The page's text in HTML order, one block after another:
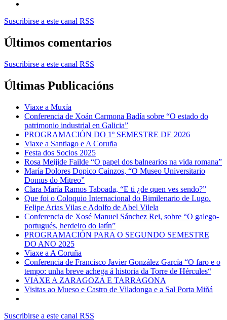
Suscribirse a este canal RSS
Últimos comentarios
Suscribirse a este canal RSS
Últimas Publicacións
Viaxe a Muxía
Conferencia de Xoán Carmona Badía sobre “O estado do
patrimonio industrial en Galicia”
PROGRAMACIÓN DO 1º SEMESTRE DE 2026
Viaxe a Santiago e A Coruña
Festa dos Socios 2025
Rosa Meijide Failde “O papel dos balnearios na vida romana”
María Dolores Dopico Cainzos, “O Museo Universitario
Domus do Mitreo”
Clara María Ramos Taboada, “E ti ¿de quen ves sendo?”
Que foi o Coloquio Internacional do Bimilenario de Lugo.
Felipe Arias Vilas e Adolfo de Abel Vilela
Conferencia de Xosé Manuel Sánchez Rei, sobre “O galego-
portugués, herdeiro do latín”
PROGRAMACIÓN PARA O SEGUNDO SEMESTRE
DO ANO 2025
Viaxe a A Coruña
Conferencia de Francisco Javier González García “O faro e o
tempo: unha breve achega á historia da Torre de Hércules“
VIAXE A ZARAGOZA E TARRAGONA
Visitas ao Mueso e Castro de Viladonga e a Sal Porta Miñá
Suscribirse a este canal RSS